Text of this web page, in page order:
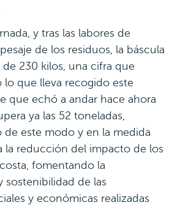
y tras las labores de
de los residuos, la báscula
230 kilos, una cifra que
lo que lleva recogido este
que echó a andar hace ahora
ya las 52 toneladas,
este modo y en la medida
la reducción del impacto de los
fomentando la
sostenibilidad de las
y económicas realizadas